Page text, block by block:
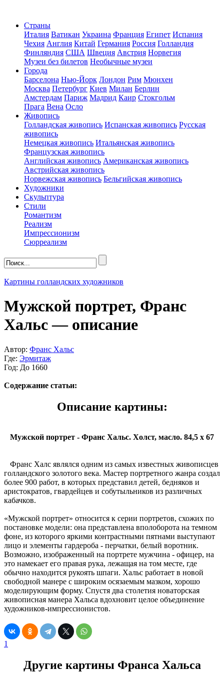
Страны
Италия Ватикан Украина Франция Египет Испания
Чехия Англия Китай Германия Россия Голландия
Финляндия США Швеция Австрия Норвегия
Музеи без билетов Необычные музеи
Города
Барселона Нью-Йорк Лондон Рим Мюнхен
Москва Петербург Киев Милан Берлин
Амстердам Париж Мадрид Каир Стокгольм
Прага Вена Осло
Живопись
Голландская живопись Испанская живопись Русская
живопись
Немецкая живопись Итальянская живопись
Французская живопись
Английская живопись Американская живопись
Австрийская живопись
Норвежская живопись Бельгийская живопись
Художники
Скульптура
Стили
Романтизм
Реализм
Импрессионизм
Сюрреализм
Картины голландских художников
Мужской портрет, Франс
Хальс — описание
Автор: Франс Хальс
Где: Эрмитаж
Год: До 1660
Содержание статьи:
Описание картины:
Мужской портрет - Франс Хальс. Холст, масло. 84,5 x 67
Франс Халс являлся одним из самых известных живописцев
голландского золотого века. Мастер портретного жанра создал
более 900 работ, в которых представил детей, бедняков и
аристократов, гвардейцев и собутыльников из различных
кабачков.
«Мужской портрет» относится к серии портретов, схожих по
постановке модели: она представлена вполоборота на темном
фоне, из которого яркими контрастными пятнами выступают
лицо и элементы гардероба - перчатки, белый воротник.
Возможно, изображенный на портрете мужчина - офицер, на
это намекает его правая рука, лежащая на том месте, где
обычно находится рукоять шпаги. Хальс работает в новой
свободной манере с широким осязаемым мазком, хорошо
моделирующим форму. Спустя два столетия новаторская
живописная манера Хальса вдохновит целое объединение
художников-импрессионистов.
1
Другие картины Франса Хальса